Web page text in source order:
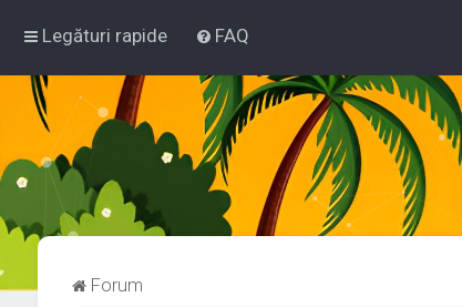
Legături rapide FAQ
Forum